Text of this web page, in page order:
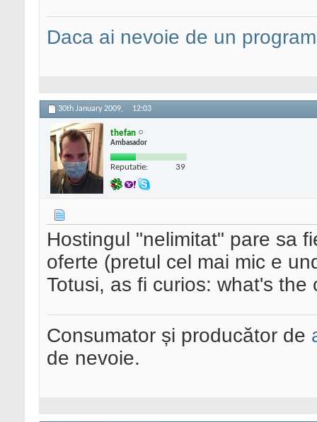
Daca ai nevoie de un
30th January 2009, 12:03
thefan
Ambasador
Reputatie: 39
Hostingul "nelimitat" pare sa
oferte (pretul cel mai mic e
Totusi, as fi curios: what's the
Consumator și producător de
de nevoie.